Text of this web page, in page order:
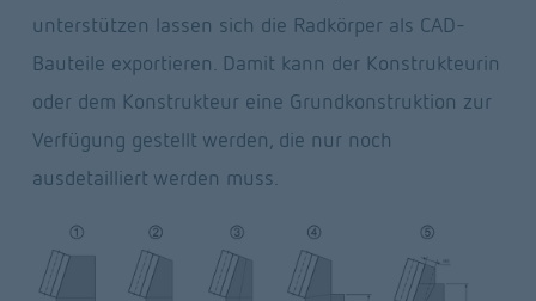
unterstützen lassen sich die Radkörper als CAD-
Bauteile exportieren. Damit kann der Konstrukteurin
oder dem Konstrukteur eine Grundkonstruktion zur
Verfügung gestellt werden, die nur noch
ausdetailliert werden muss.